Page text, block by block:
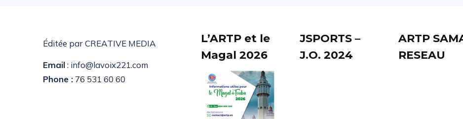
Éditée par CREATIVE MEDIA
Email: info@lavoix221.com
Phone : 76 531 60 60
L’ARTP et le
Magal 2026
JSPORTS –
J.O. 2024
ARTP
RESEAU